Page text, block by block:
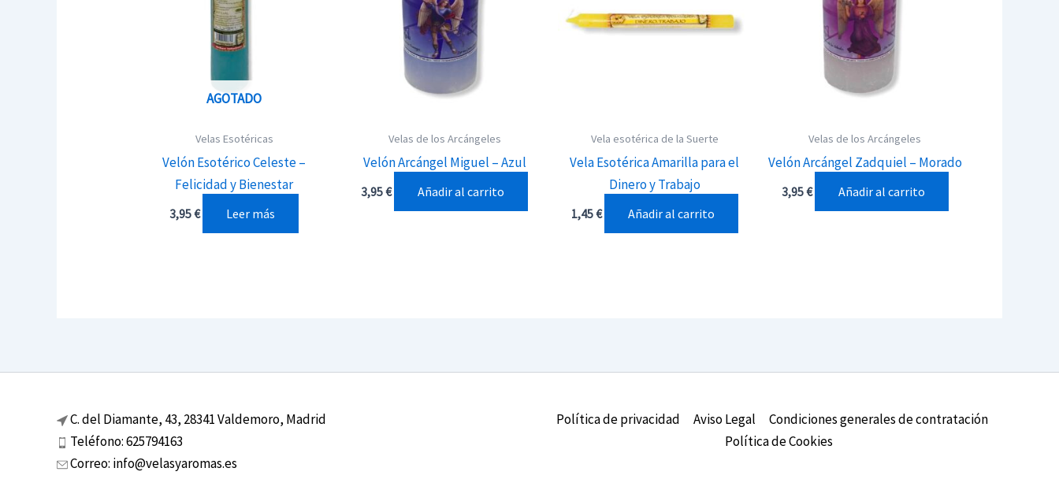
AGOTADO
Velas Esotéricas
Velón Esotérico Celeste –
Felicidad y Bienestar
3,95€ Leer más
Velas de los Arcángeles
Velón Arcángel Miguel – Azul
3,95€ Añadir al carrito
Vela esotérica de la Suerte
Vela Esotérica Amarilla para el
Dinero y Trabajo
1,45€ Añadir al carrito
Velas de los Arcángeles
Velón Arcángel Zadquiel – Morado
3,95€ Añadir al carrito
C. del Diamante, 43, 28341 Valdemoro, Madrid
Teléfono: 625794163
Correo: info@velasyaromas.es
Política de privacidad Aviso Legal
Condiciones generales de contratación
Política de Cookies